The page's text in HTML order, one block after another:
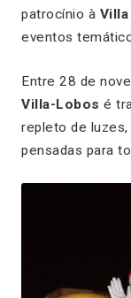
patrocínio à Villa
eventos
Entre 28 de
Villa-Lobos é
repleto de
pensadas para